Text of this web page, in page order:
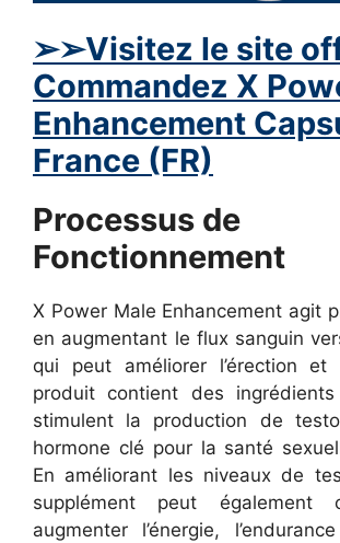
➢➢Visitez le site
Commandez X
Enhancement
France (FR)
Processus de
Fonctionnement
X Power Male Enhancement agit
en augmentant le flux sanguin
qui peut améliorer l’érection
produit contient des
stimulent la production de
hormone clé pour la santé
En améliorant les niveaux de
supplément peut également
augmenter l’énergie,